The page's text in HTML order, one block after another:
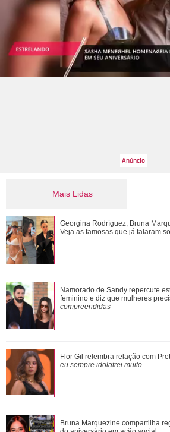
Mais Lidas
Tony Ramos faz homenagem
Timberg
De galã de novelas a problemas
químicas... Veja as polêmicas
Shawn Mendes, João Guilherme,
os amores - e affairs - de Bruna
Assumidos! Kylian Mbappé abre
Georgina Rodríguez, Bruna
Veja as famosas que já falaram
Namorado de Sandy repercute
feminino e diz que mulheres
compreendidas
Flor Gil relembra relação com
eu sempre idolatrei muito
Bruna Marquezine compartilha